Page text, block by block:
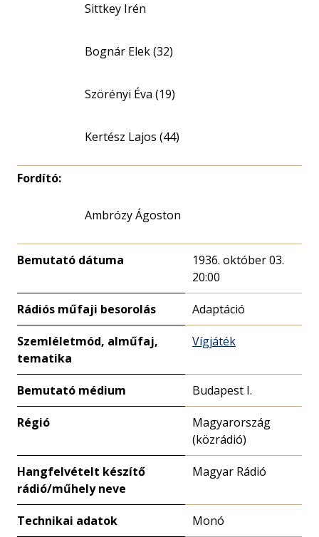
Sittkey Irén
Bognár Elek (32)
Szörényi Éva (19)
Kertész Lajos (44)
Fordító:
Ambrózy Ágoston
Bemutató dátuma
1936. október 03.
20:00
Rádiós műfaji besorolás Adaptáció
Szemléletmód, alműfaj,
tematika
Vígjáték
Bemutató médium Budapest I.
Régió
Magyarország
(közrádió)
Hangfelvételt készítő
rádió/műhely neve
Magyar Rádió
Technikai adatok Monó